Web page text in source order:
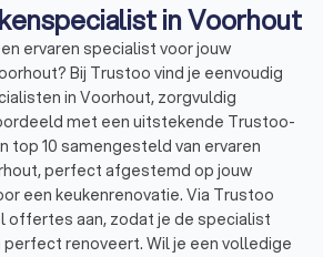
in Voorhout
ervaren specialist voor jouw
Bij Trustoo vind je eenvoudig
in Voorhout, zorgvuldig
met een uitstekende Trustoo-
top 10 samengesteld van ervaren
perfect afgestemd op jouw
een keukenrenovatie. Via Trustoo
offertes aan, zodat je de specialist
perfect renoveert. Wil je een volledige